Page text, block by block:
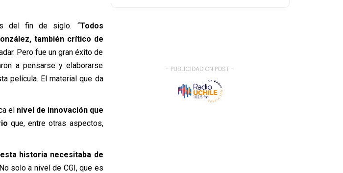
del fin de siglo. “Todos
también crítico de
Pero fue un gran éxito de
a pensarse y elaborarse
película. El material que da
el nivel de innovación que
que, entre otras aspectos,
historia necesitaba de
solo a nivel de CGI, que es
- PUBLICIDAD ON POST -